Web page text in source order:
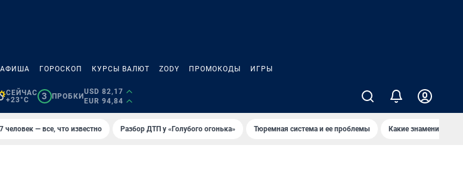
АФИША ГОРОСКОП КУРСЫ ВАЛЮТ ZODY ПРОМОКОДЫ ИГРЫ
СЕЙЧАС
+23°C
3 ПРОБКИ
USD 82,17
EUR 94,84
человек — все, что известно Разбор ДТП у «Голубого огонька» Тюремная система и ее проблемы Какие знаменитости